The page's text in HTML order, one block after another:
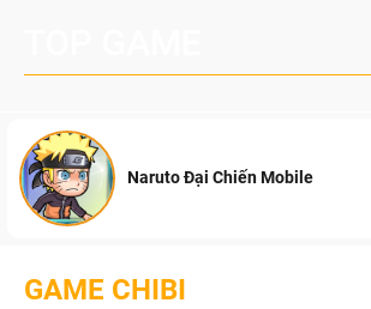
Naruto Đại Chiến Mobile
GAME CHIBI